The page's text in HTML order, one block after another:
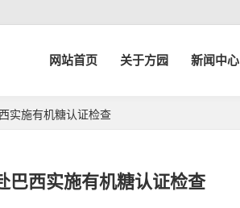
网站首页 关于方园 新闻中心
实施有机糖认证检查
巴西实施有机糖认证检查